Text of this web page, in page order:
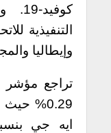
التنفيذية
وإيطاليا
تراجع
0.29%